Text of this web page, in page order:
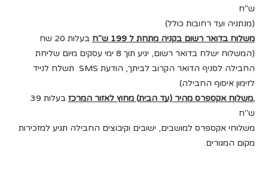
ש"ח
(מנתניה ועד רחובות כולל)
משלוח בדואר רשום בקניה מתחת ל 199 ש"ח
בעלות 20 שח
(המשלוח ישלח בדואר רשום, יגיע תוך 8 ימי עסקים מיום שליחת
החבילה לסניף הדואר הקרוב לביתך, הודעת SMS תשלח לנייד
לזימון איסוף החבילה)
.משלוח אקספרס מהיר (עד הבית) מחוץ לאזור המרכז
בעלות 39
ש"ח
משלוחי אקספרס למושבים, ישובים וקיבוצים החבילה תגיע למזכירות
מקום המגורים.